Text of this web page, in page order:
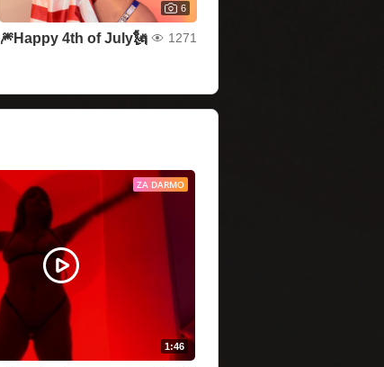
6
🎆Happy 4th of July🗽 1271
ZA DARMO
1:46